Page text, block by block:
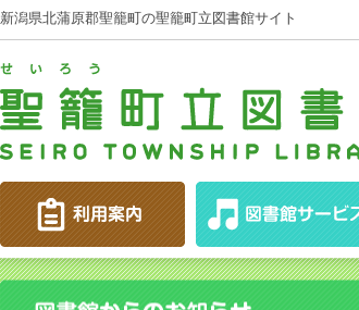
新潟県北蒲原郡聖籠町の聖籠町立図書館サイト